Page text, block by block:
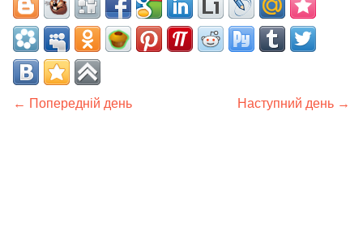
← Попередній день Наступний день →